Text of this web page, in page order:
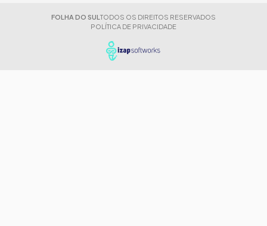
FOLHA DO SUL TODOS OS DIREITOS RESERVADOS
POLÍTICA DE PRIVACIDADE